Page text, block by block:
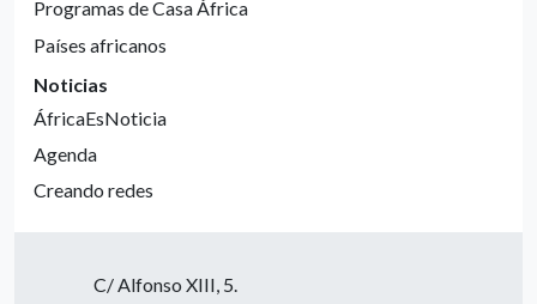
Programas de Casa África
Países africanos
Noticias
ÁfricaEsNoticia
Agenda
Creando redes
C/ Alfonso XIII, 5.